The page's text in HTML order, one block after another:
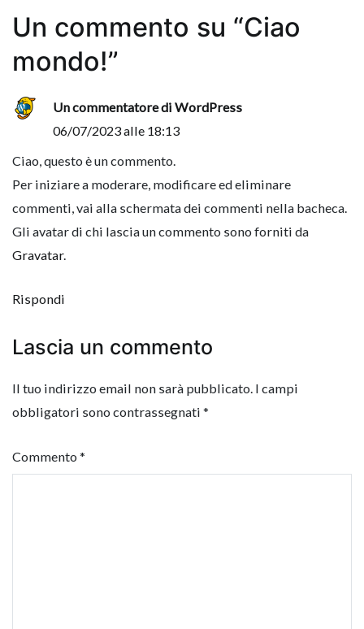
Un commento su “Ciao
mondo!”
Un commentatore di WordPress
06/07/2023 alle 18:13
Ciao, questo è un commento.
Per iniziare a moderare, modificare ed eliminare
commenti, vai alla schermata dei commenti nella bacheca.
Gli avatar di chi lascia un commento sono forniti da
Gravatar.
Rispondi
Lascia un commento
Il tuo indirizzo email non sarà pubblicato. I campi
obbligatori sono contrassegnati *
Commento *